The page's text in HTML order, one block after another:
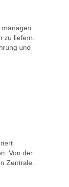
zu liefern.
und
Von der
Zentrale.